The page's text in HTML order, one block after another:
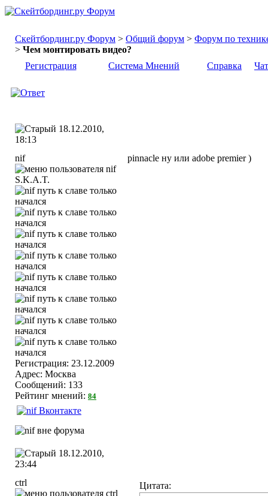
Скейтбординг.ру Форум > Общий форум > Форум по
> Чем монтировать видео?
Регистрация
Система Мнений Справка Чат
18.12.2010,
18:13
nif
S.K.A.T.
Регистрация: 23.12.2009
Адрес: Москва
Сообщений: 133
Рейтинг мнений: 84
pinnacle ну или adobe premier )
18.12.2010,
23:44
ctrl
Цитата: